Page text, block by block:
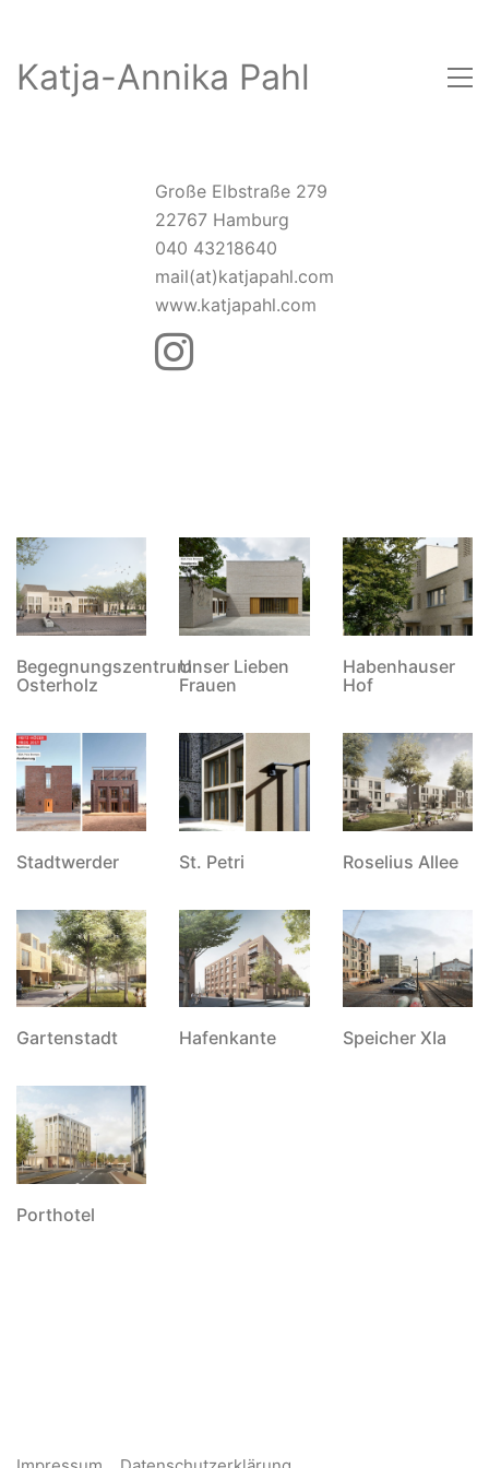
Katja-Annika Pahl
Große Elbstraße 279
22767 Hamburg
040 43218640
mail(at)katjapahl.com
www.katjapahl.com
Begegnungszentrum
Osterholz
Unser Lieben
Frauen
Habenhauser
Hof
Stadtwerder St. Petri Roselius Allee
Gartenstadt Hafenkante Speicher XIa
Porthotel